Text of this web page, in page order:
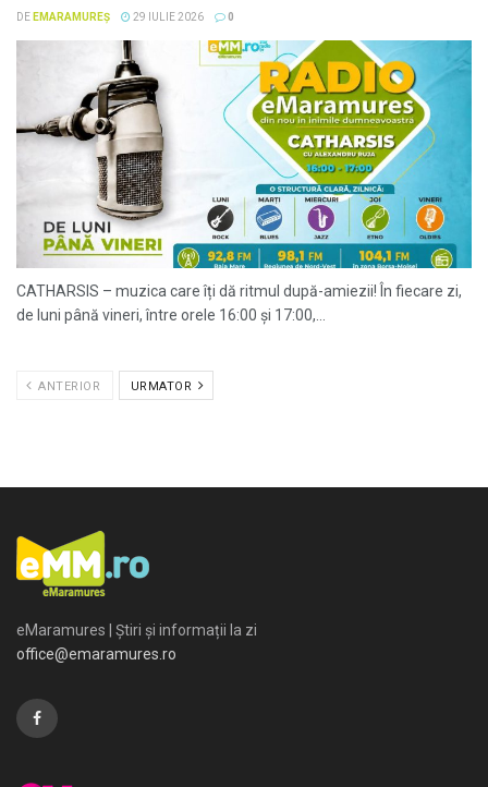
DE EMARAMUREȘ 29 IULIE 2026 0
CATHARSIS – muzica care îți dă ritmul după-amiezii! În fiecare zi,
de luni până vineri, între orele 16:00 și 17:00,...
ANTERIOR URMATOR
eMaramures | Știri și informații la zi
office@emaramures.ro